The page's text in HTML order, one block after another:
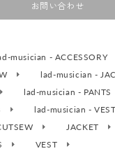
お問い合わせ
musician - ACCESSORY
lad-musician -
lad-musician - PANTS
lad-musician - VEST
JACKET
VEST